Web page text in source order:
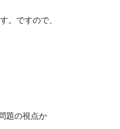
。ですので、
題の視点か